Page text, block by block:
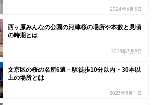
2024年6月5日
西ヶ原みんなの公園の河津桜の場所や本数と見頃
の時期とは
2023年3月9日
文京区の桜の名所6選－駅徒歩10分以内・30本以
上の場所とは
2023年3月11日